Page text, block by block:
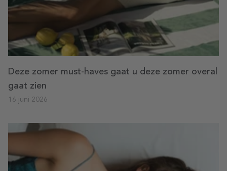
Deze zomer must-haves gaat u deze zomer overal
gaat zien
16 juni 2026